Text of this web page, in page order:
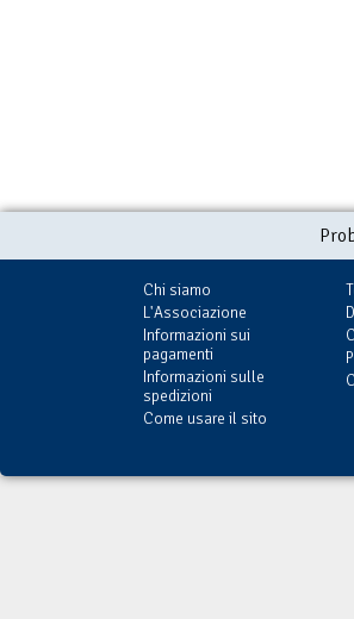
Chi siamo
L'Associazione
Informazioni sui
pagamenti
Informazioni sulle
spedizioni
Come usare il sito